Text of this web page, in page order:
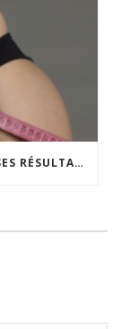
LIPOSUCCION : COMMENT MAXIMISER SES RÉSULTATS ?